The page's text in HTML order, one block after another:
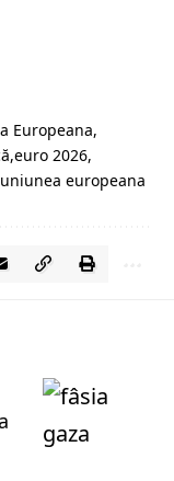
Europeana
euro 2026
uniunea europeana